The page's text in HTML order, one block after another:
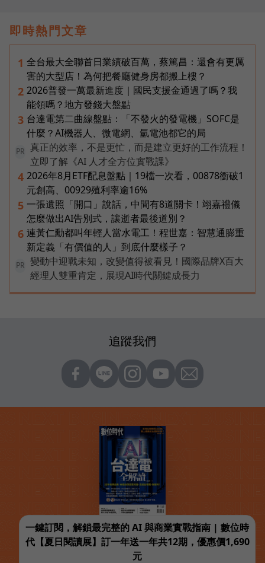
即時熱門文章
1 全台最大全聯首日業績破百萬，蔡篤昌：還會有更厲
害的大型店！為何把餐廳健身房都搬上樓？
2 2026普發一萬最新進度｜國民支援金通過了嗎？我
能領嗎？地方發錢大盤點
3 台達電第二曲線盤點：「不發火的發電機」SOFC是
什麼？AI機器人、微電網、氫電池都它的局
PR
真正的效率，不是更忙，而是建立更好的工作流程！
立即了解《AI 人才全方位實戰課》
4 2026年8月ETF配息盤點｜19檔一次看，00878衝破1
元創高、00929殖利率逾16%
5 一張遺照「開口」說話，中間有8道關卡！翊嘉禮儀
怎麼做出AI告別式，讓逝者最後道別？
6 連黃仁勳都叫年輕人當水電工！程世嘉：智慧通膨重
新定義「有價值的人」到底什麼樣子？
PR
變動中迎戰未知，改變值得被看見！國際品牌X百大
經理人雙重肯定，展現AI時代關鍵成長力
追蹤我們
一鍵訂閱，解鎖最完整的 AI 與商業實戰指南 | 數位時
代【夏日閱讀展】訂一年送一年共12期，優惠價1,690
元